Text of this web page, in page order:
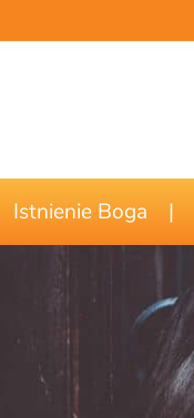
Istnienie Boga |